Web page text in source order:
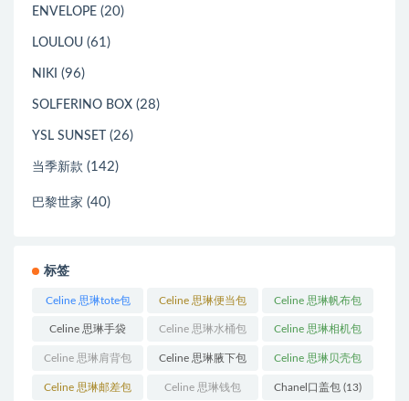
ENVELOPE (20)
LOULOU (61)
NIKI (96)
SOLFERINO BOX (28)
YSL SUNSET (26)
当季新款 (142)
巴黎世家 (40)
标签
Celine 思琳tote包
(23)
Celine 思琳便当包
(14)
Celine 思琳帆布包
(18)
Celine 思琳手袋
(250)
Celine 思琳水桶包
(55)
Celine 思琳相机包
(11)
Celine 思琳肩背包
(12)
Celine 思琳腋下包
(10)
Celine 思琳贝壳包
(12)
Celine 思琳邮差包 Celine 思琳钱包 Chanel口盖包 (13)